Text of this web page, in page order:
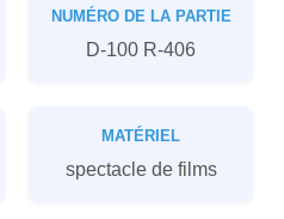
NUMÉRO DE LA PARTIE
D-100 R-406
MATÉRIEL
spectacle de films